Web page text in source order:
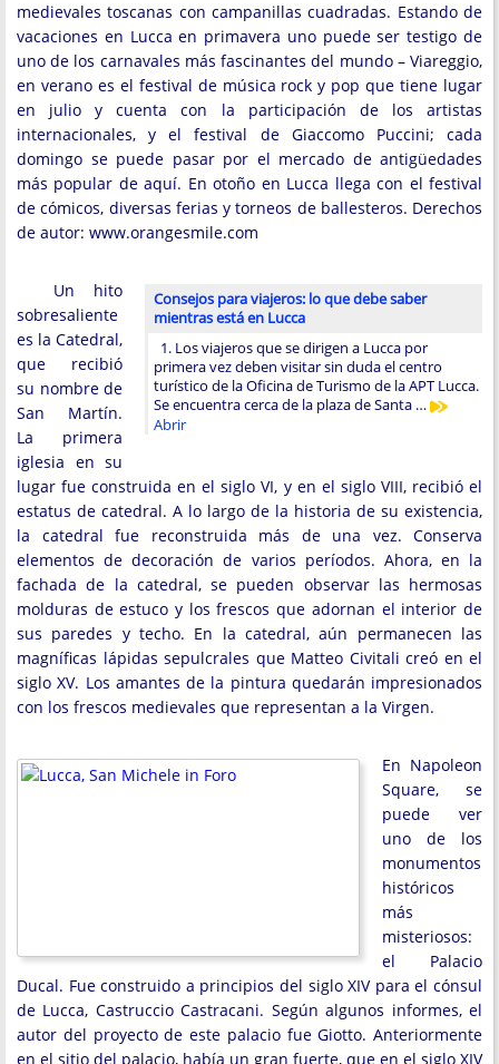
medievales toscanas con campanillas cuadradas. Estando de
vacaciones en Lucca en primavera uno puede ser testigo de
uno de los carnavales más fascinantes del mundo – Viareggio,
en verano es el festival de música rock y pop que tiene lugar
en julio y cuenta con la participación de los artistas
internacionales, y el festival de Giaccomo Puccini; cada
domingo se puede pasar por el mercado de antigüedades
más popular de aquí. En otoño en Lucca llega con el festival
de cómicos, diversas ferias y torneos de ballesteros. Derechos
de autor: www.orangesmile.com
Consejos para viajeros: lo que debe saber
mientras está en Lucca
1. Los viajeros que se dirigen a Lucca por
primera vez deben visitar sin duda el centro
turístico de la Oficina de Turismo de la APT Lucca.
Se encuentra cerca de la plaza de Santa …
Abrir
Un hito
sobresaliente
es la Catedral,
que recibió
su nombre de
San Martín.
La primera
iglesia en su
lugar fue construida en el siglo VI, y en el siglo VIII, recibió el
estatus de catedral. A lo largo de la historia de su existencia,
la catedral fue reconstruida más de una vez. Conserva
elementos de decoración de varios períodos. Ahora, en la
fachada de la catedral, se pueden observar las hermosas
molduras de estuco y los frescos que adornan el interior de
sus paredes y techo. En la catedral, aún permanecen las
magníficas lápidas sepulcrales que Matteo Civitali creó en el
siglo XV. Los amantes de la pintura quedarán impresionados
con los frescos medievales que representan a la Virgen.
En Napoleon
Square, se
puede ver
uno de los
monumentos
históricos
más
misteriosos:
el Palacio
Ducal. Fue construido a principios del siglo XIV para el cónsul
de Lucca, Castruccio Castracani. Según algunos informes, el
autor del proyecto de este palacio fue Giotto. Anteriormente
en el sitio del palacio, había un gran fuerte, que en el siglo XIV